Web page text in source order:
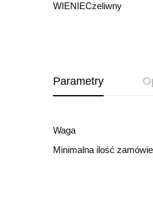
WIENIECżeliwny
Parametry
Waga
Minimalna ilość